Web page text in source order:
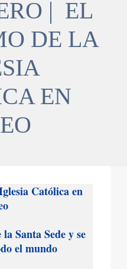
| EL
DE LA
EN
Católica en
Santa Sede y se
el mundo